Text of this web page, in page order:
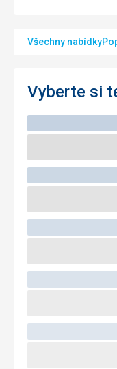
Všechny nabídky
Vyberte si